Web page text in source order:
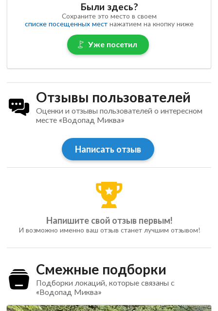
Были здесь?
Сохраните это место в своем
списке посещенных местнажатием на кнопку ниже
Уже посетил
Отзывы пользователей
Оценки и отзывы пользователей о интересном
месте «Водопад Миква»
Написать отзыв
Напишите свой отзыв первым!
И возможно именно ваш отзыв станет лучшим отзывом!
Смежные подборки
Подборки локаций, которые связаны с
«Водопад Миква»